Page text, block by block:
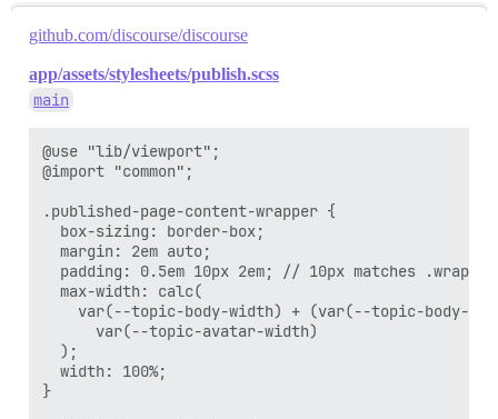
github.com/discourse/discourse
app/assets/stylesheets/publish.scss
main
@use "lib/viewport";
@import "common";
.published-page-content-wrapper {
  box-sizing: border-box;
  margin: 2em auto;
  padding: 0.5em 10px 2em; // 10px matches .wrap
  max-width: calc(
var(--topic-body-width) + (var(--topic-body-
      var(--topic-avatar-width)
  );
  width: 100%;
}